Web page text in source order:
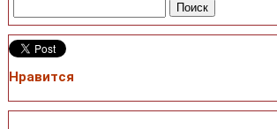
Нравится